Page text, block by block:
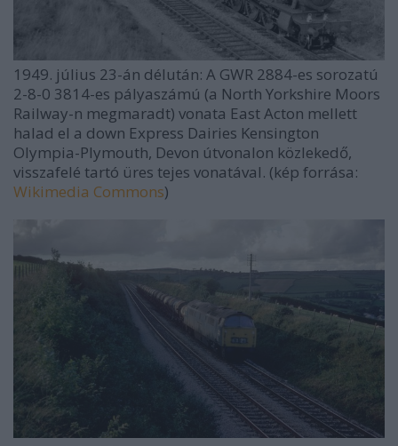
1949. július 23-án délután: A GWR 2884-es sorozatú
2-8-0 3814-es pályaszámú (a North Yorkshire Moors
Railway-n megmaradt) vonata East Acton mellett
halad el a down Express Dairies Kensington
Olympia-Plymouth, Devon útvonalon közlekedő,
visszafelé tartó üres tejes vonatával. (kép forrása:
Wikimedia Commons)